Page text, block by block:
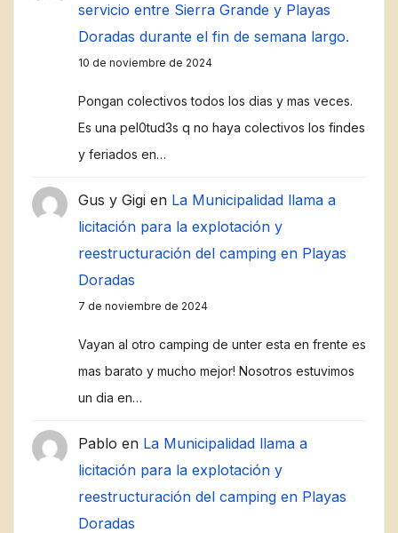
servicio entre Sierra Grande y Playas
Doradas durante el fin de semana largo.
10 de noviembre de 2024
Pongan colectivos todos los dias y mas veces.
Es una pel0tud3s q no haya colectivos los findes
y feriados en…
Gus y Gigi en La Municipalidad llama a
licitación para la explotación y
reestructuración del camping en Playas
Doradas
7 de noviembre de 2024
Vayan al otro camping de unter esta en frente es
mas barato y mucho mejor! Nosotros estuvimos
un dia en…
Pablo en La Municipalidad llama a
licitación para la explotación y
reestructuración del camping en Playas
Doradas